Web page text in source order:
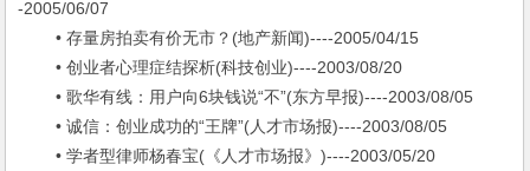
-2005/06/07
• 存量房拍卖有价无市？(地产新闻)----2005/04/15
• 创业者心理症结探析(科技创业)----2003/08/20
• 歌华有线：用户向6块钱说“不”(东方早报)----2003/08/05
• 诚信：创业成功的“王牌”(人才市场报)----2003/08/05
• 学者型律师杨春宝(《人才市场报》)----2003/05/20